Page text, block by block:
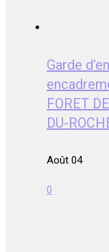
Garde
FORET
DU-
Août 04
0